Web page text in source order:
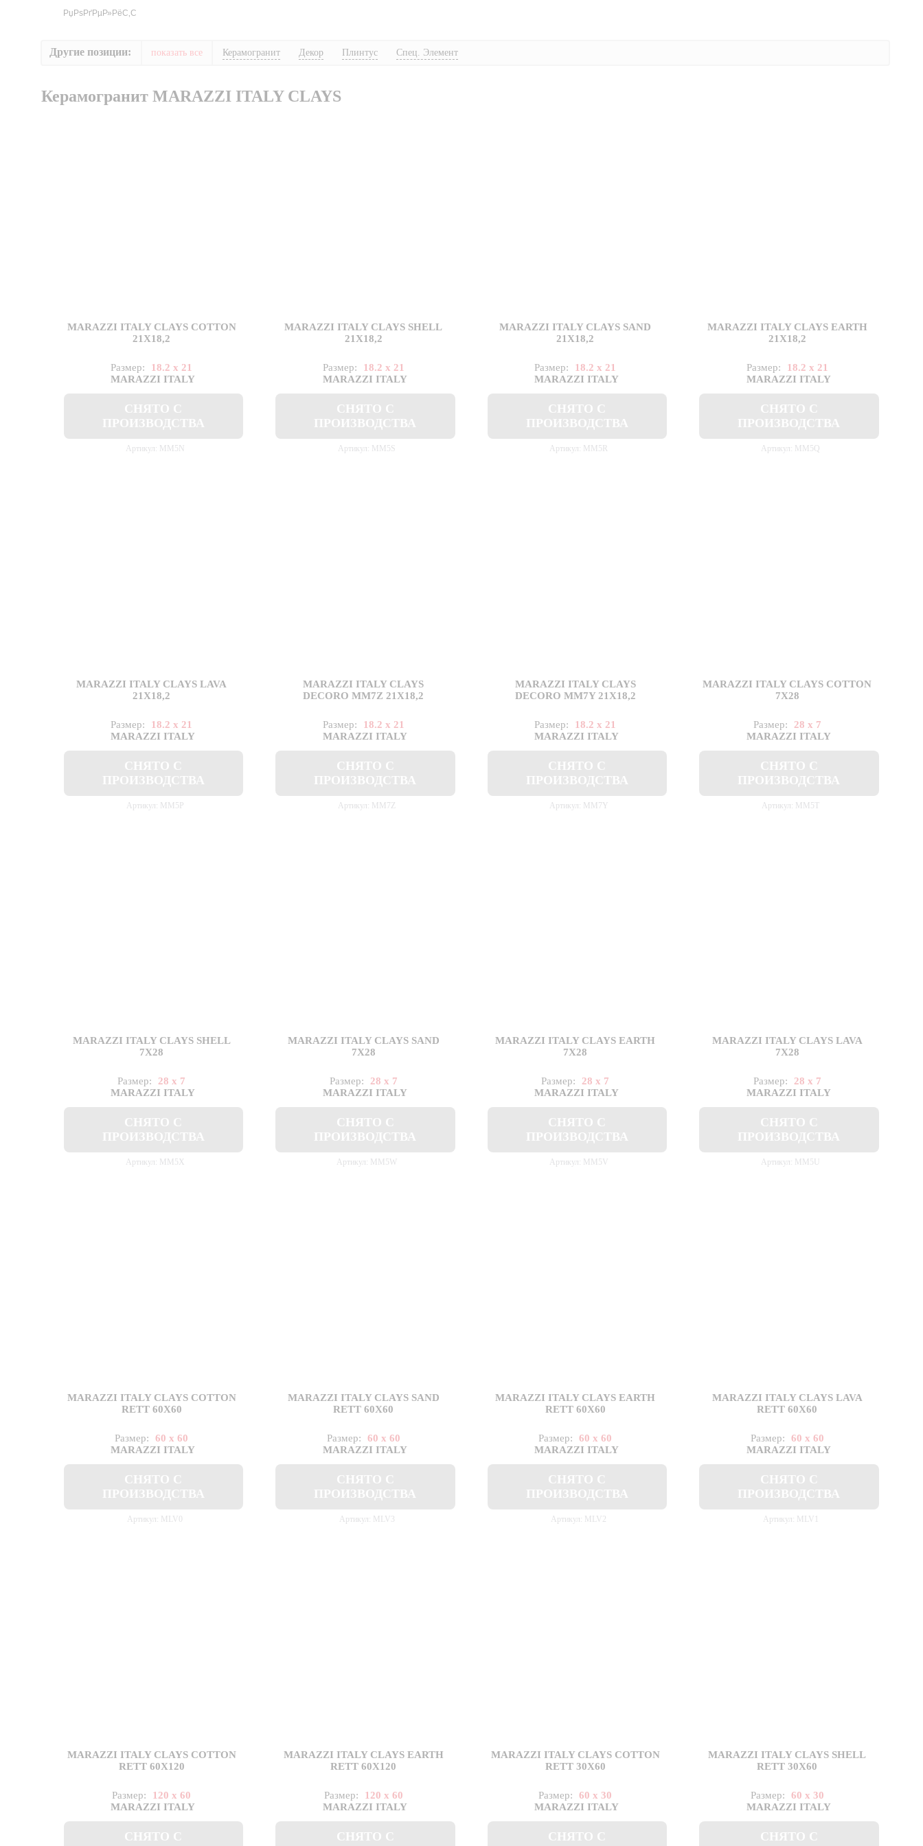
Другие позиции: показать все Керамогранит Декор Плинтус Спец. Элемент
Керамогранит MARAZZI ITALY CLAYS
MARAZZI ITALY CLAYS COTTON
21X18,2
Размер:
18.2 x 21
MARAZZI ITALY
Артикул: MM5N
MARAZZI ITALY CLAYS SHELL
21X18,2
Размер:
18.2 x 21
MARAZZI ITALY
Артикул: MM5S
MARAZZI ITALY CLAYS SAND
21X18,2
Размер:
18.2 x 21
MARAZZI ITALY
Артикул: MM5R
MARAZZI ITALY CLAYS EARTH
21X18,2
Размер:
18.2 x 21
MARAZZI ITALY
Артикул: MM5Q
MARAZZI ITALY CLAYS LAVA
21X18,2
Размер:
18.2 x 21
MARAZZI ITALY
Артикул: MM5P
MARAZZI ITALY CLAYS
DECORO MM7Z 21X18,2
Размер:
18.2 x 21
MARAZZI ITALY
Артикул: MM7Z
MARAZZI ITALY CLAYS
DECORO MM7Y 21X18,2
Размер:
18.2 x 21
MARAZZI ITALY
Артикул: MM7Y
MARAZZI ITALY CLAYS COTTON
7X28
Размер:
28 x 7
MARAZZI ITALY
Артикул: MM5T
MARAZZI ITALY CLAYS SHELL
7X28
Размер:
28 x 7
MARAZZI ITALY
Артикул: MM5X
MARAZZI ITALY CLAYS SAND
7X28
Размер:
28 x 7
MARAZZI ITALY
Артикул: MM5W
MARAZZI ITALY CLAYS EARTH
7X28
Размер:
28 x 7
MARAZZI ITALY
Артикул: MM5V
MARAZZI ITALY CLAYS LAVA
7X28
Размер:
28 x 7
MARAZZI ITALY
Артикул: MM5U
MARAZZI ITALY CLAYS COTTON
RETT 60X60
Размер:
60 x 60
MARAZZI ITALY
Артикул: MLV0
MARAZZI ITALY CLAYS SAND
RETT 60X60
Размер:
60 x 60
MARAZZI ITALY
Артикул: MLV3
MARAZZI ITALY CLAYS EARTH
RETT 60X60
Размер:
60 x 60
MARAZZI ITALY
Артикул: MLV2
MARAZZI ITALY CLAYS LAVA
RETT 60X60
Размер:
60 x 60
MARAZZI ITALY
Артикул: MLV1
MARAZZI ITALY CLAYS СOTTON
RETT 60X120
Размер:
120 x 60
MARAZZI ITALY
MARAZZI ITALY CLAYS EARTH
RETT 60X120
Размер:
120 x 60
MARAZZI ITALY
MARAZZI ITALY CLAYS COTTON
RETT 30Х60
Размер:
60 x 30
MARAZZI ITALY
MARAZZI ITALY CLAYS SHELL
RETT 30X60
Размер:
60 x 30
MARAZZI ITALY